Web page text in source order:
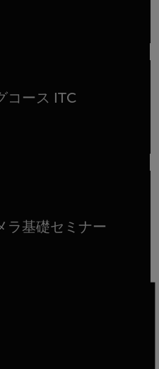
コース ITC
ラ基礎セミナー